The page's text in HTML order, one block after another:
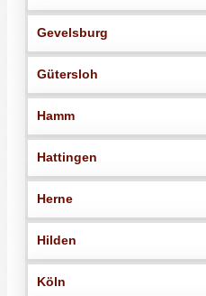
Gevelsburg
Gütersloh
Hamm
Hattingen
Herne
Hilden
Köln